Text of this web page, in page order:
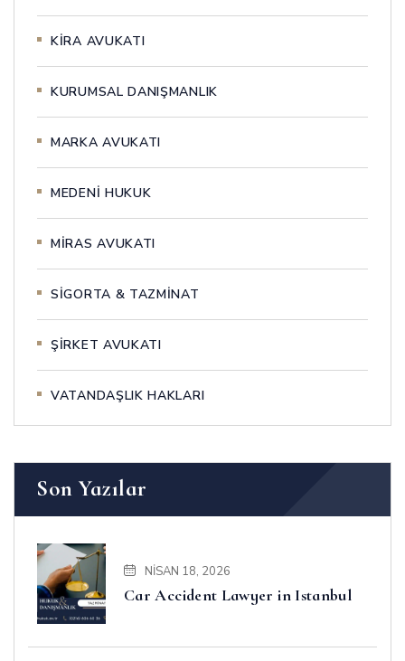
KİRA AVUKATI
KURUMSAL DANIŞMANLIK
MARKA AVUKATI
MEDENİ HUKUK
MİRAS AVUKATI
SİGORTA & TAZMİNAT
ŞİRKET AVUKATI
VATANDAŞLIK HAKLARI
Son Yazılar
NISAN 18, 2026
Car Accident Lawyer in Istanbul